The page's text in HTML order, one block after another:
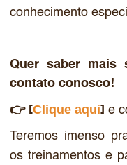
conhecimento
Quer saber mais
contato conosco!
👉 [Clique aqui]e
Teremos imenso
os treinamentos e